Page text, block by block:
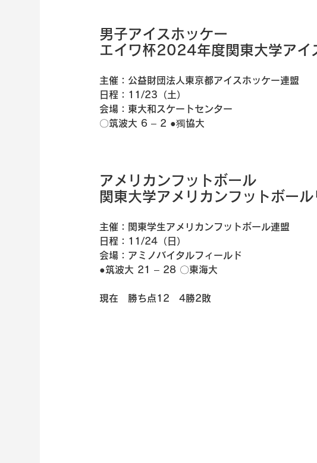
男子アイスホッケー
エイワ杯2024年度関東大学アイ
主催：公益財団法人東京都アイスホッケー連盟
日程：11/23（土）
会場：東大和スケートセンター
〇筑波大 6 – 2 ●獨協大
アメリカンフットボール
関東大学アメリカンフットボール
主催：関東学生アメリカンフットボール連盟
日程：11/24（日）
会場：アミノバイタルフィールド
●筑波大 21 – 28 〇東海大
現在　勝ち点12　4勝2敗